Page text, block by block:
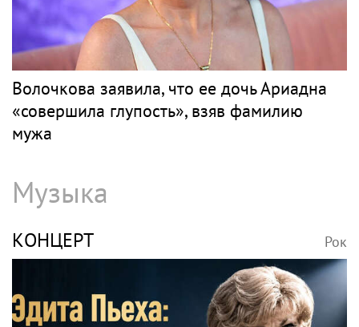
Волочкова заявила, что ее дочь Ариадна
«совершила глупость», взяв фамилию
мужа
Музыка
КОНЦЕРТ Рок